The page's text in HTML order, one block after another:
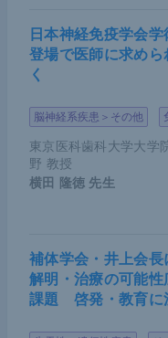
今後の胃がん治
し、外科治療と
であり、常に知
日本神経免疫学会
登場で医師に求め
く
脳神経系疾患＞その他
東京医科歯科大学大学
野 教授
横田 隆徳 先生
補体学会・井上会
解明・治療の可能
課題 啓発・教育に